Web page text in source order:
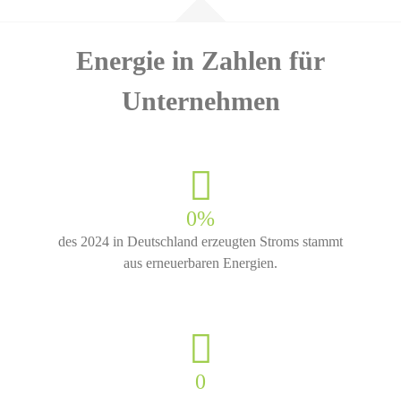
Energie in Zahlen für
Unternehmen
0%
des 2024 in Deutschland erzeugten Stroms stammt
aus erneuerbaren Energien.
0